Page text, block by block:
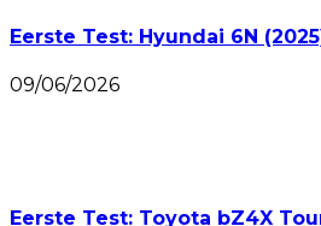
Eerste Test: Hyundai 6N
09/06/2026
Eerste Test: Toyota bZ4X